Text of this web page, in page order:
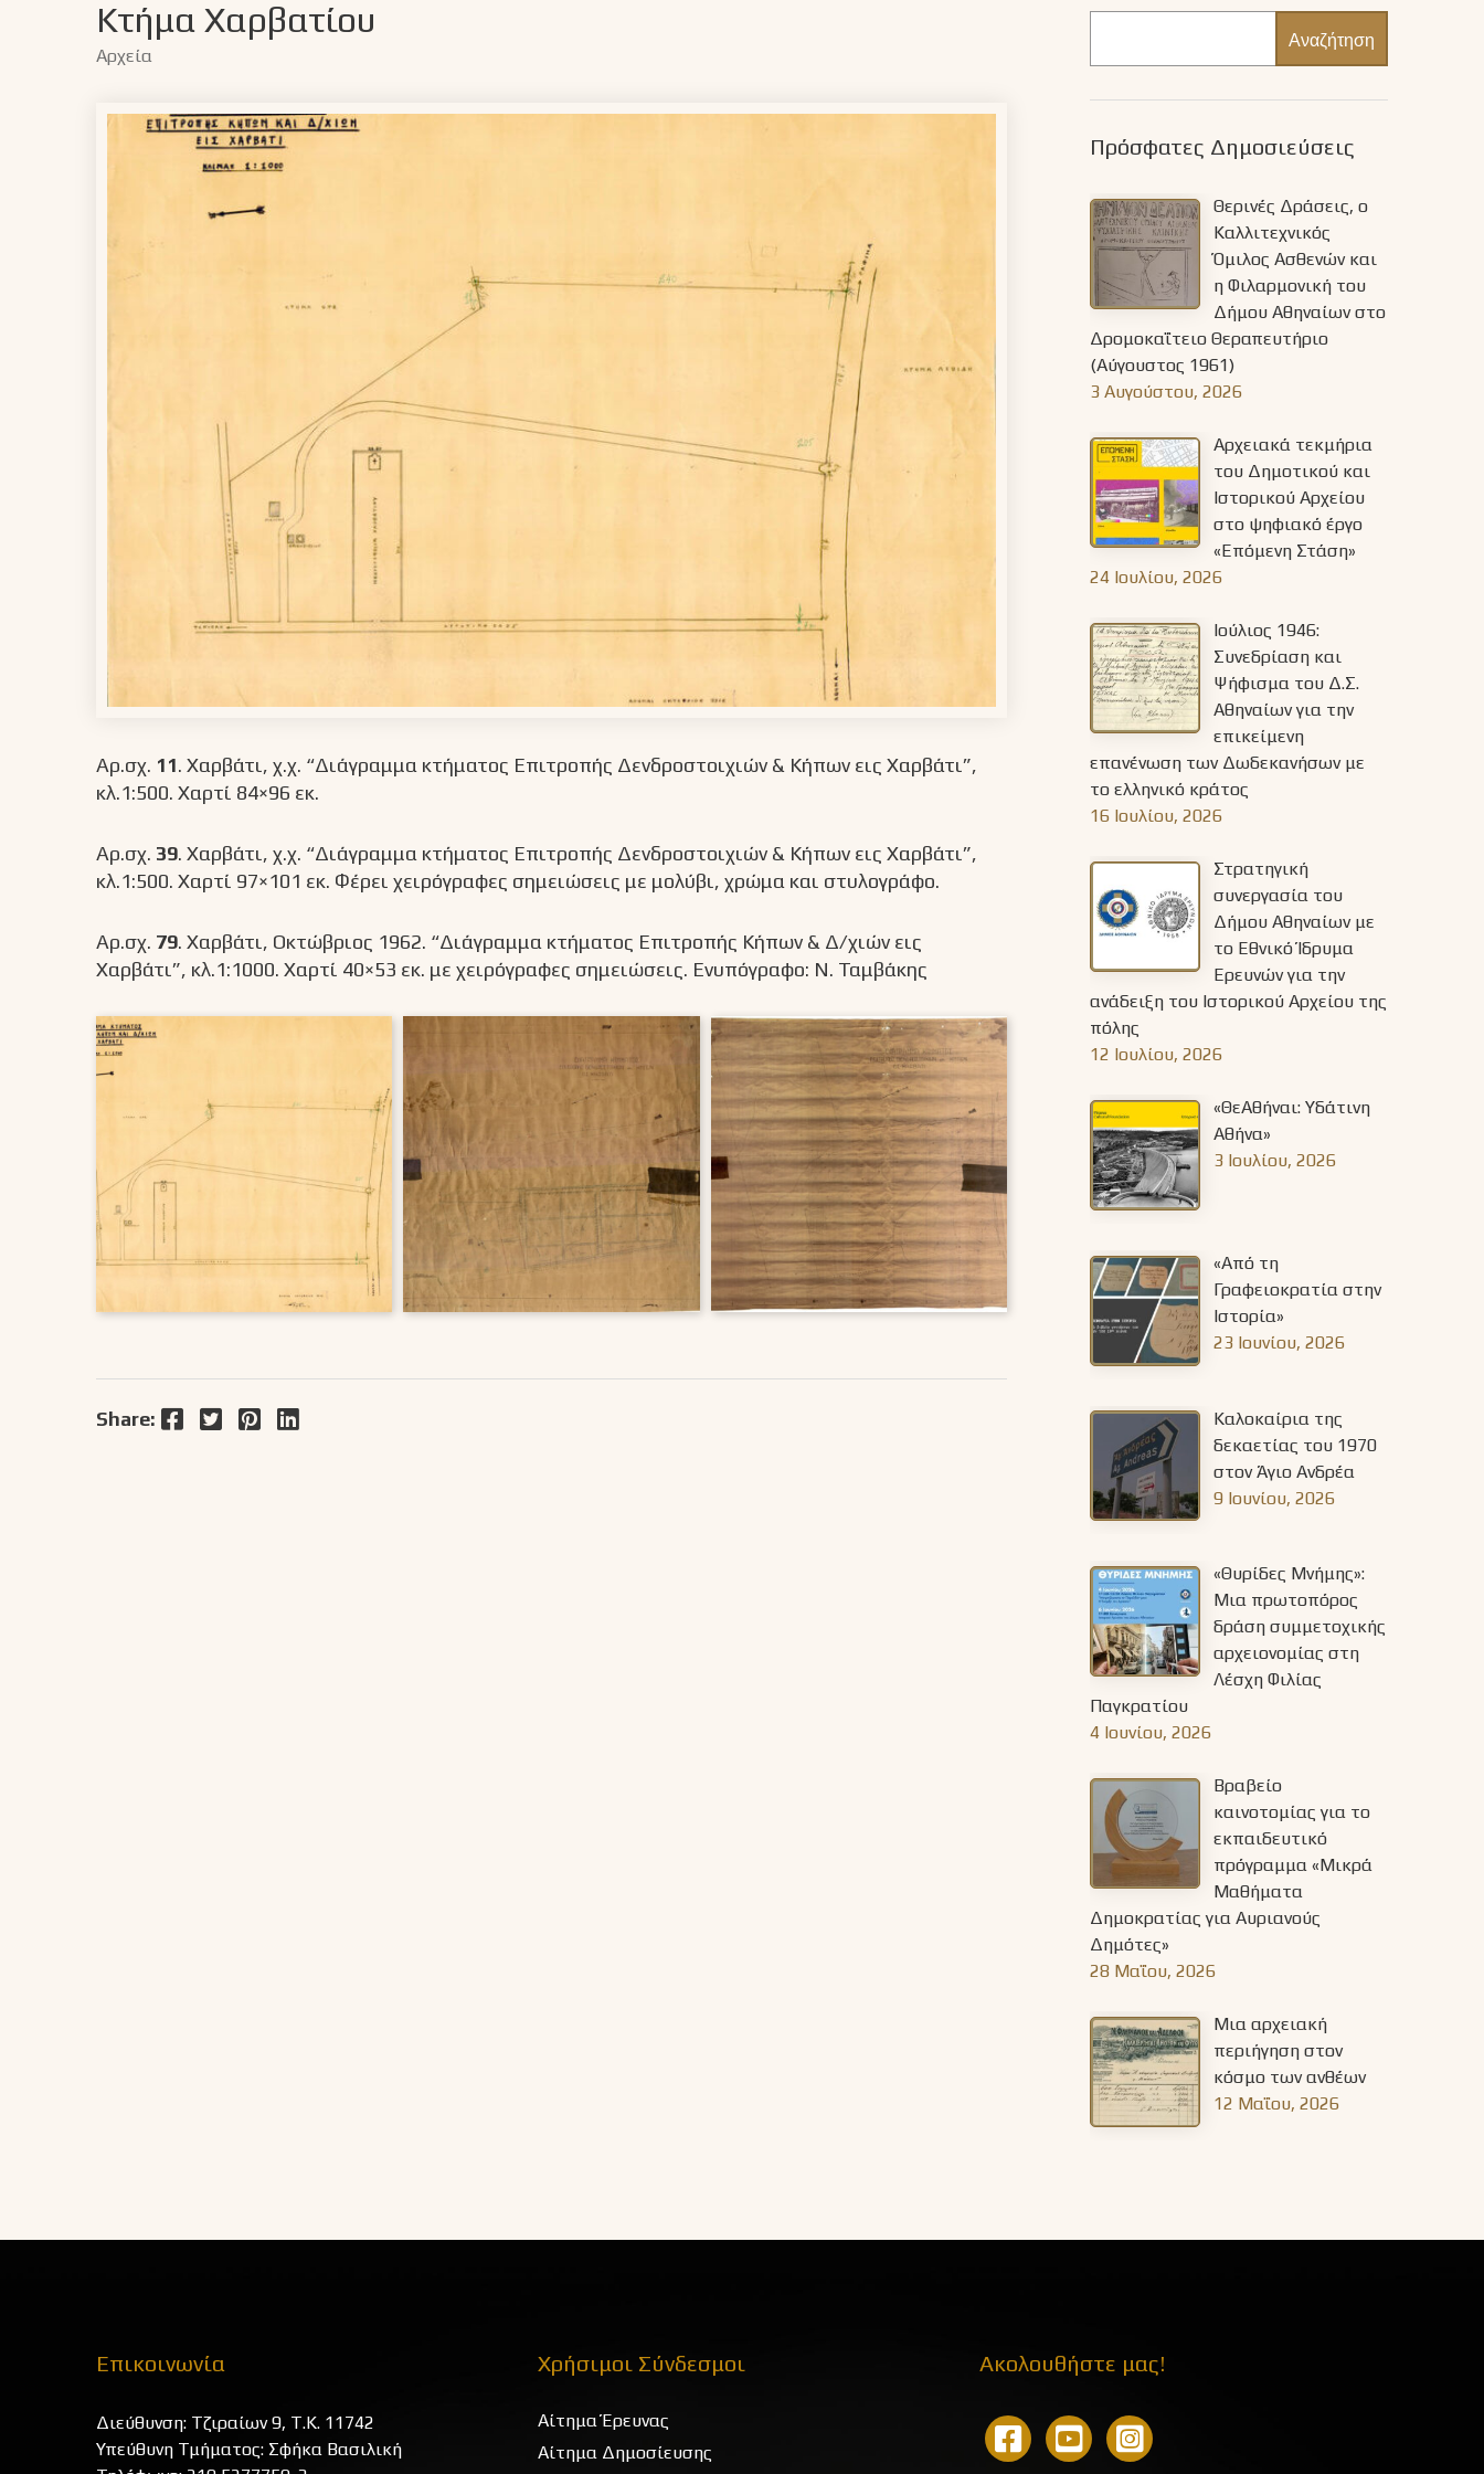
Κτήμα Χαρβατίου
Αρχεία
Αρ.σχ. 11. Χαρβάτι, χ.χ. “Διάγραμμα κτήματος Επιτροπής Δενδροστοιχιών & Κήπων εις Χαρβάτι”,
κλ.1:500. Χαρτί 84×96 εκ.
Αρ.σχ. 39. Χαρβάτι, χ.χ. “Διάγραμμα κτήματος Επιτροπής Δενδροστοιχιών & Κήπων εις Χαρβάτι”,
κλ.1:500. Χαρτί 97×101 εκ. Φέρει χειρόγραφες σημειώσεις με μολύβι, χρώμα και στυλογράφο.
Αρ.σχ. 79. Χαρβάτι, Οκτώβριος 1962. “Διάγραμμα κτήματος Επιτροπής Κήπων & Δ/χιών εις
Χαρβάτι”, κλ.1:1000. Χαρτί 40×53 εκ. με χειρόγραφες σημειώσεις. Ενυπόγραφο: Ν. Ταμβάκης
Share: Facebook Twitter Pinterest LinkedIn
Αναζήτηση
Πρόσφατες Δημοσιεύσεις
Θερινές Δράσεις, ο
Καλλιτεχνικός
Όμιλος Ασθενών και
η Φιλαρμονική του
Δήμου Αθηναίων στο
Δρομοκαΐτειο Θεραπευτήριο
(Αύγουστος 1961)
3 Αυγούστου, 2026
Αρχειακά τεκμήρια
του Δημοτικού και
Ιστορικού Αρχείου
στο ψηφιακό έργο
«Επόμενη Στάση»
24 Ιουλίου, 2026
Ιούλιος 1946:
Συνεδρίαση και
Ψήφισμα του Δ.Σ.
Αθηναίων για την
επικείμενη
επανένωση των Δωδεκανήσων με
το ελληνικό κράτος
16 Ιουλίου, 2026
Στρατηγική
συνεργασία του
Δήμου Αθηναίων με
το Εθνικό Ίδρυμα
Ερευνών για την
ανάδειξη του Ιστορικού Αρχείου της
πόλης
12 Ιουλίου, 2026
«ΘεΑθήναι: Υδάτινη
Αθήνα»
3 Ιουλίου, 2026
«Από τη
Γραφειοκρατία στην
Ιστορία»
23 Ιουνίου, 2026
Καλοκαίρια της
δεκαετίας του 1970
στον Άγιο Ανδρέα
9 Ιουνίου, 2026
«Θυρίδες Μνήμης»:
Μια πρωτοπόρος
δράση συμμετοχικής
αρχειονομίας στη
Λέσχη Φιλίας
Παγκρατίου
4 Ιουνίου, 2026
Βραβείο
καινοτομίας για το
εκπαιδευτικό
πρόγραμμα «Μικρά
Μαθήματα
Δημοκρατίας για Αυριανούς
Δημότες»
28 Μαΐου, 2026
Μια αρχειακή
περιήγηση στον
κόσμο των ανθέων
12 Μαΐου, 2026
Επικοινωνία
Διεύθυνση: Τζιραίων 9, Τ.Κ. 11742
Υπεύθυνη Τμήματος: Σφήκα Βασιλική
Χρήσιμοι Σύνδεσμοι
Αίτημα Έρευνας
Αίτημα Δημοσίευσης
Ακολουθήστε μας!